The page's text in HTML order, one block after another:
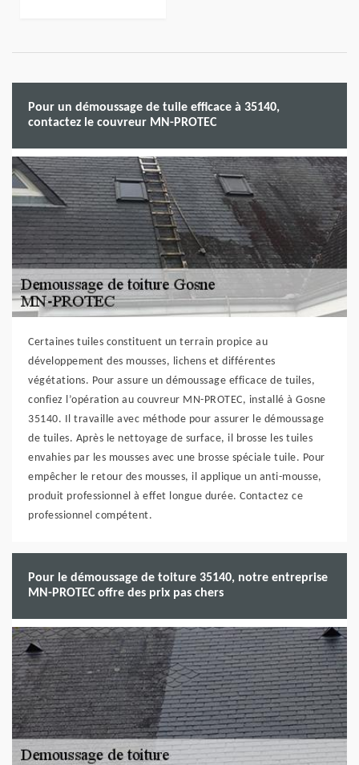
Pour un démoussage de tuile efficace à 35140,
contactez le couvreur MN-PROTEC
Certaines tuiles constituent un terrain propice au
développement des mousses, lichens et différentes
végétations. Pour assure un démoussage efficace de tuiles,
confiez l’opération au couvreur MN-PROTEC, installé à Gosne
35140. Il travaille avec méthode pour assurer le démoussage
de tuiles. Après le nettoyage de surface, il brosse les tuiles
envahies par les mousses avec une brosse spéciale tuile. Pour
empêcher le retour des mousses, il applique un anti-mousse,
produit professionnel à effet longue durée. Contactez ce
professionnel compétent.
Pour le démoussage de toiture 35140, notre entreprise
MN-PROTEC offre des prix pas chers